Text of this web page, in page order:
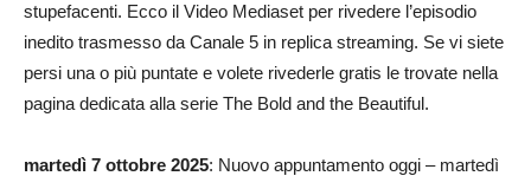
stupefacenti. Ecco il Video Mediaset per rivedere l’episodio
inedito trasmesso da Canale 5 in replica streaming. Se vi siete
persi una o più puntate e volete rivederle gratis le trovate nella
pagina dedicata alla serie The Bold and the Beautiful.
martedì 7 ottobre 2025: Nuovo appuntamento oggi – martedì